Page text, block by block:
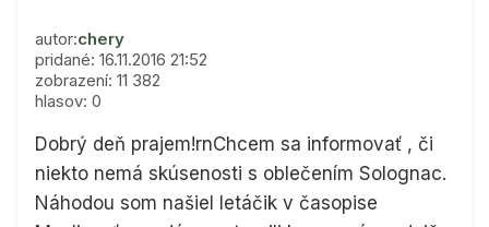
autor:chery
pridané: 16.11.2016 21:52
zobrazení: 11 382
hlasov: 0
Dobrý deň prajem!rnChcem sa informovať , či
niekto nemá skúsenosti s oblečením Solognac.
Náhodou som našiel letáčik v časopise